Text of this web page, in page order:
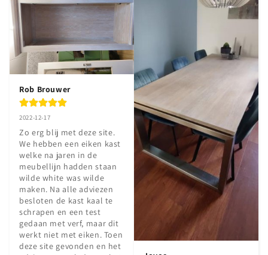
Rob Brouwer
2022-12-17
Zo erg blij met deze site.
We hebben een eiken kast
welke na jaren in de
meubellijn hadden staan
wilde white was wilde
maken. Na alle adviezen
besloten de kast kaal te
schrapen en een test
gedaan met verf, maar dit
werkt niet met eiken. Toen
deze site gevonden en het